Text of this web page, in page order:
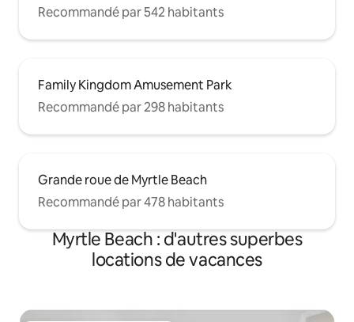
Recommandé par 542 habitants
Family Kingdom Amusement Park
Recommandé par 298 habitants
Grande roue de Myrtle Beach
Recommandé par 478 habitants
Myrtle Beach : d'autres superbes
locations de vacances